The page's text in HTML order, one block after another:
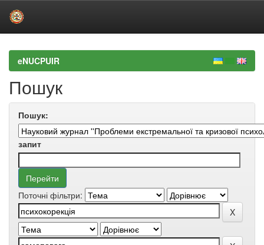
navigationeNUCPUIR
Пошук
Пошук:
запит
Поточні фільтри: